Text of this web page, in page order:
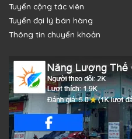
Tuyển cộng tác viên
Tuyển đại lý bán hàng
Thông tin chuyển khoản